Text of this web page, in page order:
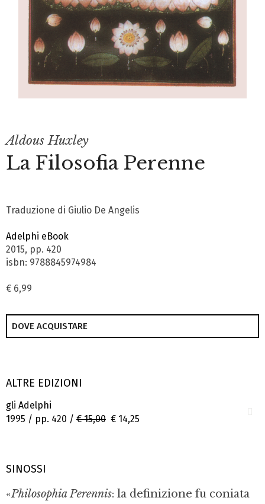
Aldous Huxley
La Filosofia Perenne
Traduzione di Giulio De Angelis
Adelphi eBook
2015, pp. 420
isbn: 9788845974984
€ 6,99
DOVE ACQUISTARE
ALTRE EDIZIONI
gli Adelphi
1995 / pp. 420 / € 15,00 € 14,25
SINOSSI
«Philosophia Perennis: la definizione fu coniata